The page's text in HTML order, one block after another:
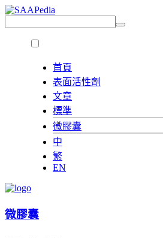
首頁
表面活性劑
文章
標準
微膠囊
中
繁
EN
微膠囊